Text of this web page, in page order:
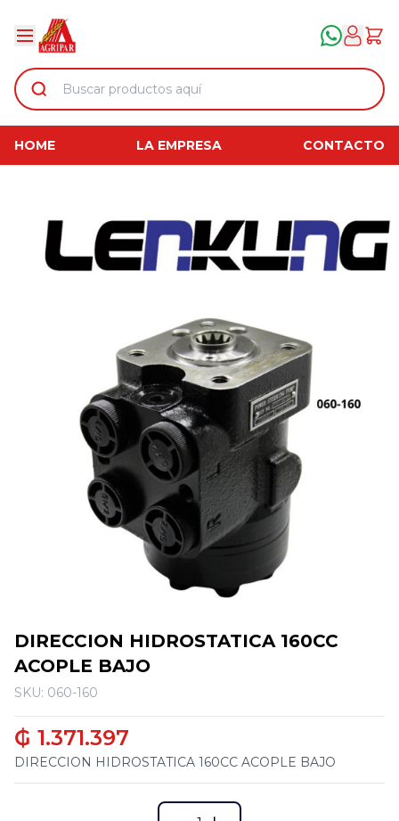
HOME LA EMPRESA CONTACTO
DIRECCION HIDROSTATICA 160CC
ACOPLE BAJO
SKU: 060-160
₲ 1.371.397
DIRECCION HIDROSTATICA 160CC ACOPLE BAJO